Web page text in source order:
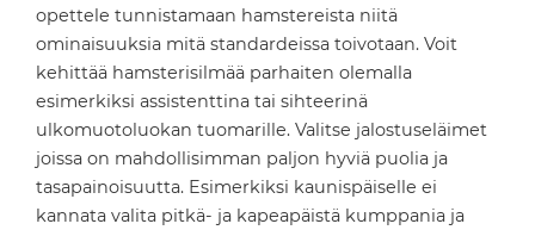
opettele tunnistamaan hamstereista niitä
ominaisuuksia mitä standardeissa toivotaan. Voit
kehittää hamsterisilmää parhaiten olemalla
esimerkiksi assistenttina tai sihteerinä
ulkomuotoluokan tuomarille. Valitse jalostuseläimet
joissa on mahdollisimman paljon hyviä puolia ja
tasapainoisuutta. Esimerkiksi kaunispäiselle ei
kannata valita pitkä- ja kapeapäistä kumppania ja